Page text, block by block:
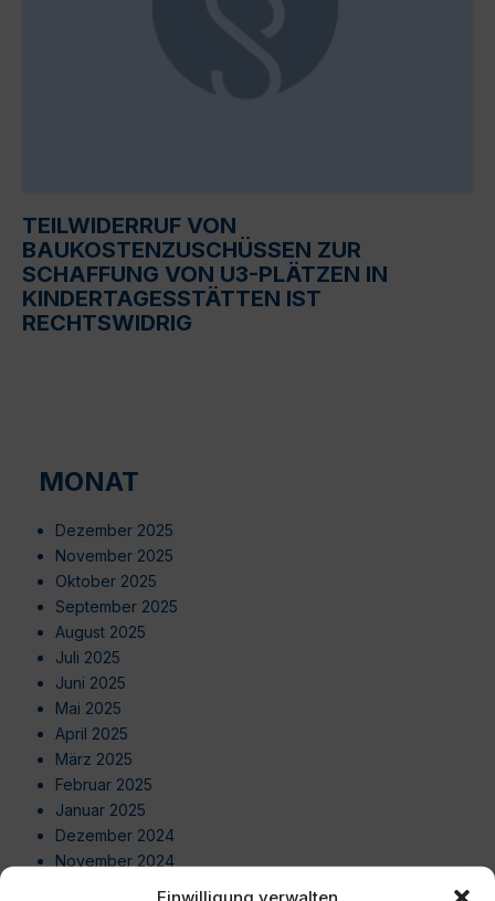
TEILWIDERRUF VON
BAUKOSTENZUSCHÜSSEN ZUR
SCHAFFUNG VON U3-PLÄTZEN IN
KINDERTAGESSTÄTTEN IST
RECHTSWIDRIG
MONAT
Dezember 2025
November 2025
Oktober 2025
September 2025
August 2025
Juli 2025
Juni 2025
Mai 2025
April 2025
März 2025
Februar 2025
Januar 2025
Dezember 2024
November 2024